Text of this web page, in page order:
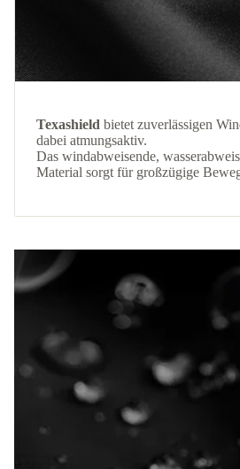
Texashield bietet zuverlässigen
dabei atmungsaktiv.
Das windabweisende,
Material sorgt für großzügige